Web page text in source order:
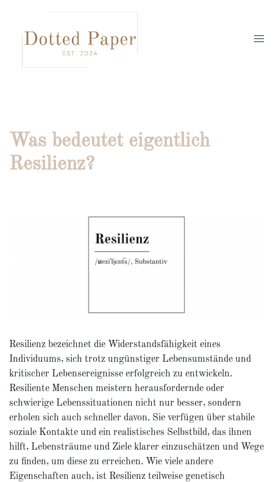
springen
Was bedeutet eigentlich
Resilienz?
Resilienz bezeichnet die Widerstandsfähigkeit eines
Individuums, sich trotz ungünstiger Lebensumstände und
kritischer Lebensereignisse erfolgreich zu entwickeln.
Resiliente Menschen meistern herausfordernde oder
schwierige Lebenssituationen nicht nur besser, sondern
erholen sich auch schneller davon. Sie verfügen über stabile
soziale Kontakte und ein realistisches Selbstbild, das ihnen
hilft, Lebensträume und Ziele klarer einzuschätzen und Wege
zu finden, um diese zu erreichen. Wie viele andere
Eigenschaften auch, ist Resilienz teilweise genetisch